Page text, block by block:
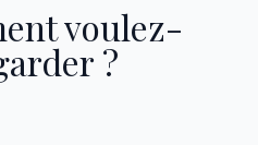
voulez-
?